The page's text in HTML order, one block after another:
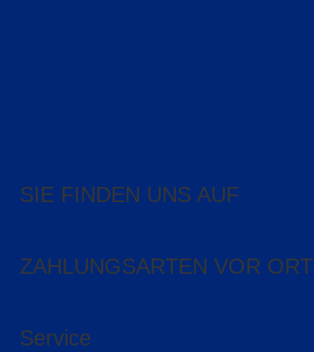
SIE FINDEN UNS AUF
ZAHLUNGSARTEN VOR ORT
Service